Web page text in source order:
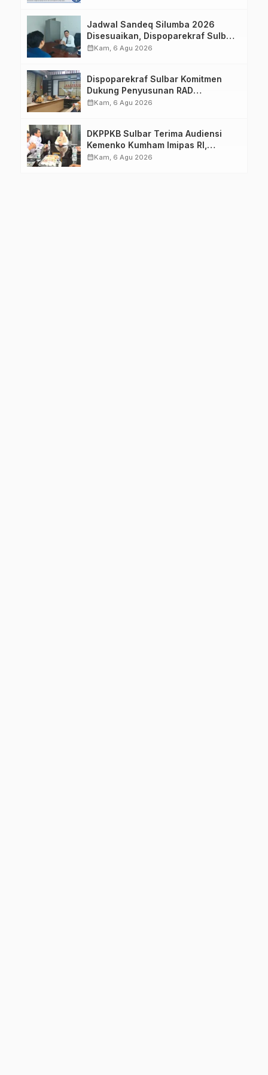
Jadwal Sandeq Silumba 2026
Disesuaikan, Dispoparekraf Sulbar
Pastikan Persiapan Tetap
calendar_monthKam, 6 Agu 2026
Dispoparekraf Sulbar Komitmen
Dukung Penyusunan RAD
TPB/SDGs Sulawesi Barat
calendar_monthKam, 6 Agu 2026
DKPPKB Sulbar Terima Audiensi
Kemenko Kumham Imipas RI,
Perkuat Pelayanan Kesehatan bagi
calendar_monthKam, 6 Agu 2026